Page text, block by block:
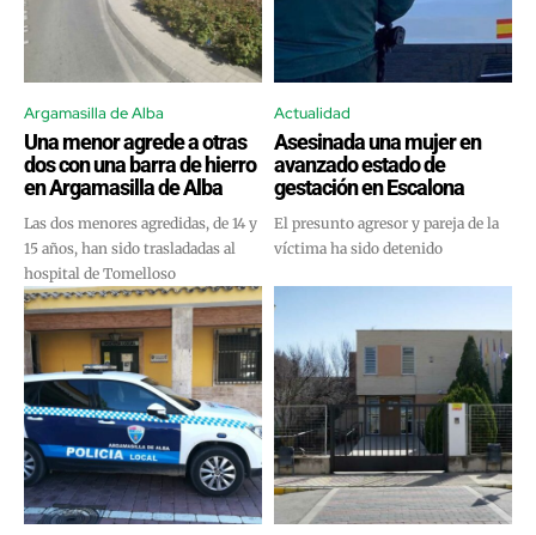
Argamasilla de Alba
Una menor agrede a otras
dos con una barra de hierro
en Argamasilla de Alba
Las dos menores agredidas, de 14 y
15 años, han sido trasladadas al
hospital de Tomelloso
Actualidad
Asesinada una mujer en
avanzado estado de
gestación en Escalona
El presunto agresor y pareja de la
víctima ha sido detenido